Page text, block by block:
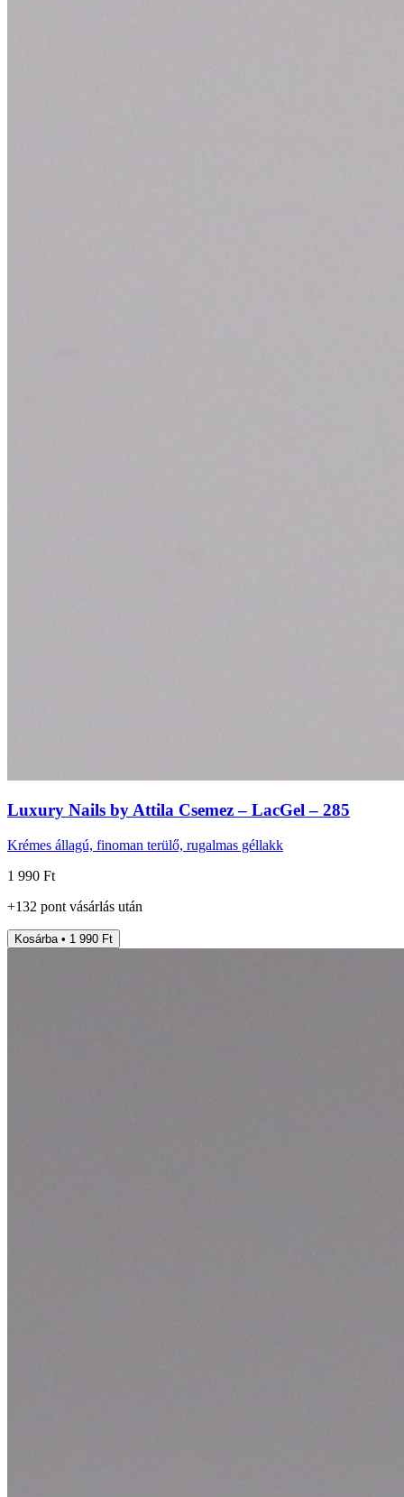
Luxury Nails by Attila Csemez – LacGel – 285
Krémes állagú, finoman terülő, rugalmas géllakk
1 990 Ft
+132 pont vásárlás után
Kosárba • 1 990 Ft